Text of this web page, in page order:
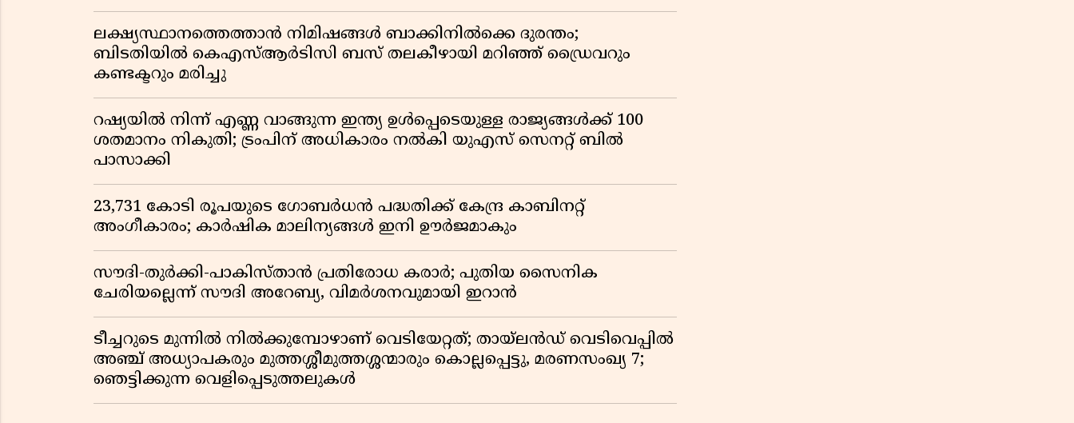
ലക്ഷ്യസ്ഥാനത്തെത്താൻ നിമിഷങ്ങൾ ബാക്കിനിൽക്കെ ദുരന്തം;
ബിടതിയിൽ കെഎസ്ആർടിസി ബസ് തലകീഴായി മറിഞ്ഞ് ഡ്രൈവറും
കണ്ടക്ടറും മരിച്ചു
റഷ്യയിൽ നിന്ന് എണ്ണ വാങ്ങുന്ന ഇന്ത്യ ഉൾപ്പെടെയുള്ള രാജ്യങ്ങൾക്ക് 100
ശതമാനം നികുതി; ട്രംപിന് അധികാരം നൽകി യുഎസ് സെനറ്റ് ബിൽ
പാസാക്കി
23,731 കോടി രൂപയുടെ ഗോബർധൻ പദ്ധതിക്ക് കേന്ദ്ര കാബിനറ്റ്
അംഗീകാരം; കാർഷിക മാലിന്യങ്ങൾ ഇനി ഊർജമാകും
സൗദി-തുർക്കി-പാകിസ്താൻ പ്രതിരോധ കരാർ; പുതിയ സൈനിക
ചേരിയല്ലെന്ന് സൗദി അറേബ്യ, വിമർശനവുമായി ഇറാൻ
ടീച്ചറുടെ മുന്നിൽ നിൽക്കുമ്പോഴാണ് വെടിയേറ്റത്; തായ്‌ലൻഡ് വെടിവെപ്പിൽ
അഞ്ച് അധ്യാപകരും മുത്തശ്ശീമുത്തശ്ശന്മാരും കൊല്ലപ്പെട്ടു, മരണസംഖ്യ 7;
ഞെട്ടിക്കുന്ന വെളിപ്പെടുത്തലുകൾ